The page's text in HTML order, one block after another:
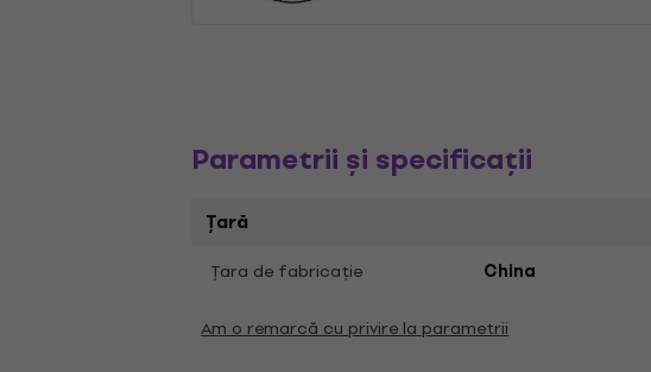
Parametrii și specificații
Țară
Ţara de fabricaţie China
Am o remarcă cu privire la parametrii